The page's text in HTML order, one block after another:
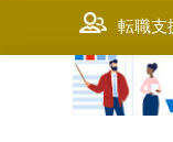
転職支